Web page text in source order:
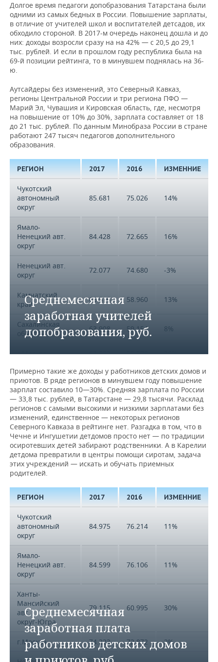
Долгое время педагоги допобразования Татарстана были
одними из самых бедных в России. Повышение зарплаты,
в отличие от учителей школ и воспитателей детсадов, их
обходило стороной. В 2017-м очередь наконец дошла и до
них: доходы возросли сразу на на 42% — с 20,5 до 29,1
тыс. рублей. И если в прошлом году республика была на
69-й позиции рейтинга, то в минувшем поднялась на 36-
ю.
Аутсайдеры без изменений, это Северный Кавказ,
регионы Центральной России и три региона ПФО —
Марий Эл, Чувашия и Кировская область, где, несмотря
на повышение от 10% до 30%, зарплата составляет от 18
до 21 тыс. рублей. По данным Минобраза России в стране
работают 247 тысяч педагогов дополнительного
образования.
Среднемесячная
заработная учителей
допобразования, руб.
РЕГИОН 2017 2016 ИЗМЕННИЕ
Чукотский
автономный
округ
85.681 75.026 14%
Ямало-
Ненецкий авт.
округ
84.428 72.665 16%
Ненецкий авт.
округ
72.077 74.680 -3%
Камчатский
край
66.516 58.960 13%
Сахалинская
область
63.908 59.154 8%
г.Москва 63.582 50.578 26%
Магаданская
область
63.056 56.932 11%
Ханты-
Мансийский
авт.
округ-Югра
61.420 53.663 14%
Республика Саха
(Якутия)
55.641 50.315 11%
Примерно такие же доходы у работников детских домов и
приютов. В ряде регионов в минувшем году повышение
зарплат составило 10—30%. Средняя зарплата по России
— 33,8 тыс. рублей, в Татарстане — 29,8 тысячи. Расклад
регионов с самыми высокими и низкими зарплатами без
изменений, единственное — некоторых регионов
Северного Кавказа в рейтинге нет. Разгадка в том, что в
Чечне и Ингушетии детдомов просто нет — по традиции
осиротевших детей забирают родственники. А в Карелии
детдома превратили в центры помощи сиротам, задача
этих учреждений — искать и обучать приемных
родителей.
Среднемесячная
заработная плата
работников детских домов
РЕГИОН 2017 2016 ИЗМЕННИЕ
Чукотский
автономный
округ
84.975 76.214 11%
Ямало-
Ненецкий авт.
округ
84.599 76.106 11%
Ханты-
Мансийский
авт.
округ-Югра
79.115 60.995 30%
г.Москва 74.223 72.872 2%